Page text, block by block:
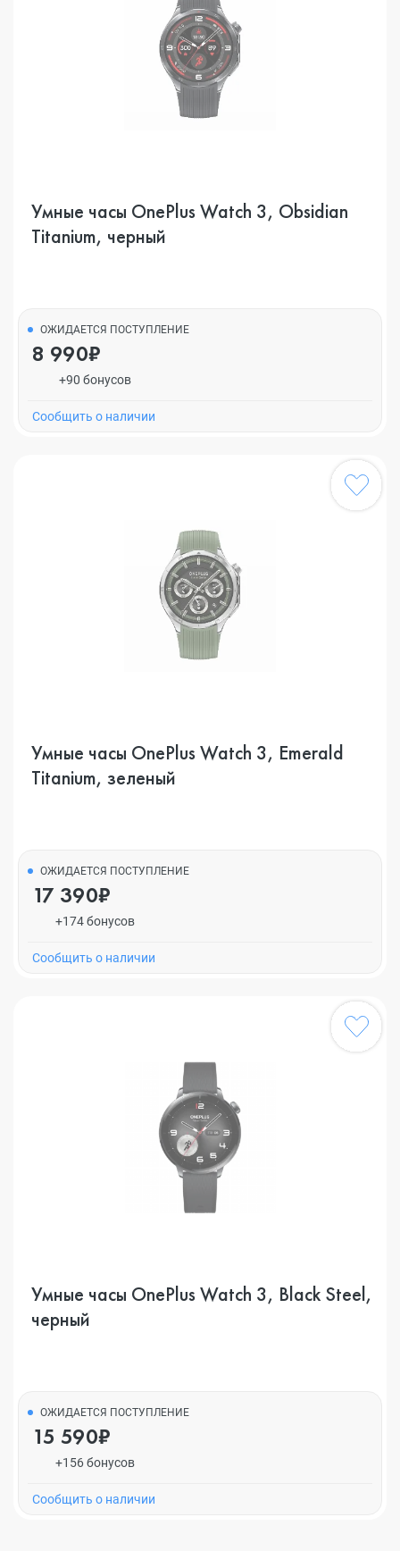
Умные часы OnePlus Watch 3, Obsidian
Titanium, черный
ОЖИДАЕТСЯ ПОСТУПЛЕНИЕ
8 990₽
+90 бонусов
Cообщить о наличии
Умные часы OnePlus Watch 3, Emerald
Titanium, зеленый
ОЖИДАЕТСЯ ПОСТУПЛЕНИЕ
17 390₽
+174 бонусов
Cообщить о наличии
Умные часы OnePlus Watch 3, Black Steel,
черный
ОЖИДАЕТСЯ ПОСТУПЛЕНИЕ
15 590₽
+156 бонусов
Cообщить о наличии